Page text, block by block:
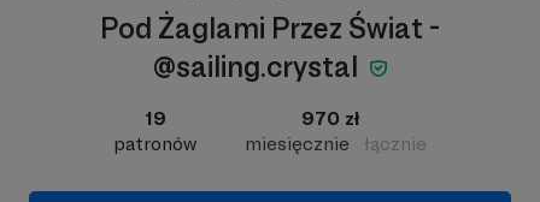
Pod Żaglami Przez Świat -
@sailing.crystal
19
patronów
970 zł
miesięcznie
łącznie